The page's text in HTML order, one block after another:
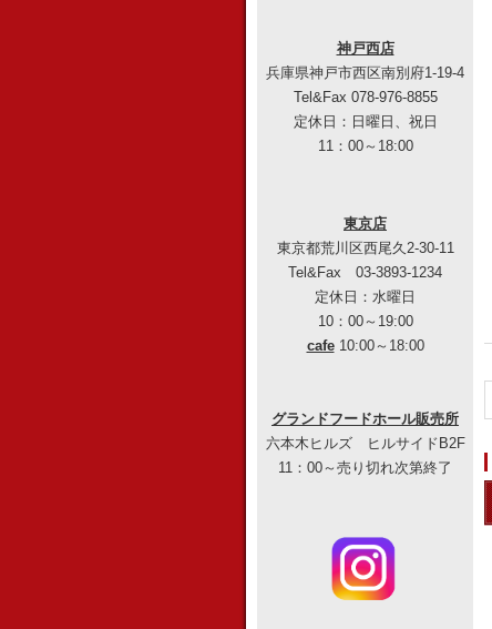
神戸西店
兵庫県神戸市西区南別府1-19-4
Tel&Fax 078-976-8855
定休日：日曜日、祝日
11：00～18:00
東京店
東京都荒川区西尾久2-30-11
Tel&Fax 03-3893-1234
定休日：水曜日
10：00～19:00
cafe10:00～18:00
グランドフードホール販売所
六本木ヒルズ ヒルサイドB2F
11：00～売り切れ次第終了